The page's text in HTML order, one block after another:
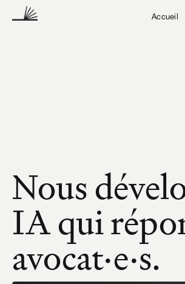
Accueil
Nous
IA qui
avocat·e·s.